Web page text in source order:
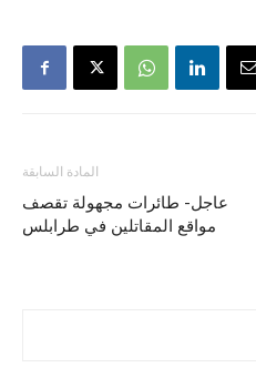
المادة السابقة
عاجل- طائرات مجهولة تقصف
مواقع المقاتلين في طرابلس